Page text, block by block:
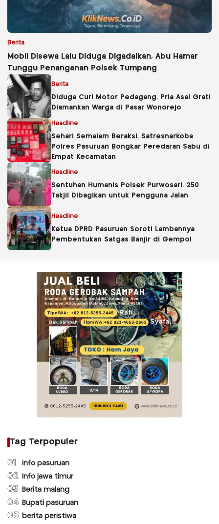
Berita
Mobil Disewa Lalu Diduga Digadaikan, Abu Hamar
Tunggu Penanganan Polsek Tumpang
Berita
Diduga Curi Motor Pedagang, Pria Asal Grati
Diamankan Warga di Pasar Wonorejo
Headline
Sehari Semalam Beraksi, Satresnarkoba
Polres Pasuruan Bongkar Peredaran Sabu di
Empat Kecamatan
Headline
Sentuhan Humanis Polsek Purwosari, 250
Takjil Dibagikan untuk Pengguna Jalan
Headline
Ketua DPRD Pasuruan Soroti Lambannya
Pembentukan Satgas Banjir di Gempol
Tag Terpopuler
01 info pasuruan
02 Info jawa timur
03 Berita malang
04 Bupati pasuruan
05 berita peristiwa